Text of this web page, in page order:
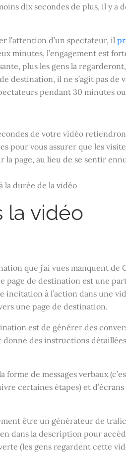
dix secondes de plus, il y a
l’attention d’un spectateur, il
minutes, l’engagement est
plus les gens la
destination, il ne s’agit pas de
pendant 30 minutes
de votre vidéo
pour vous assurer que les
page, au lieu de se sentir
la vidéo
que j’ai vues manquent de
page de destination est une
incitation à l’action dans une
une page de destination.
est de générer des
des instructions
forme de messages verbaux
certaines étapes) et
être un générateur de
dans la description pour
(les gens regardent cette